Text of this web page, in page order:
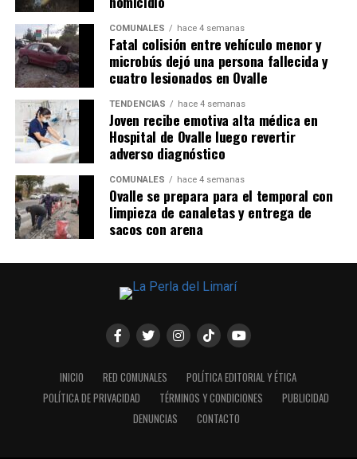
COMUNALES hace 4 semanas
Fatal colisión entre vehículo menor y
microbús dejó una persona fallecida y
cuatro lesionados en Ovalle
TENDENCIAS hace 4 semanas
Joven recibe emotiva alta médica en
Hospital de Ovalle luego revertir
adverso diagnóstico
COMUNALES hace 4 semanas
Ovalle se prepara para el temporal con
limpieza de canaletas y entrega de
sacos con arena
INICIO RED COMUNALES
POLÍTICA EDITORIAL Y ÉTICA
POLÍTICA DE PRIVACIDAD
TÉRMINOS Y CONDICIONES
PUBLICIDAD
DENUNCIAS
CONTACTO